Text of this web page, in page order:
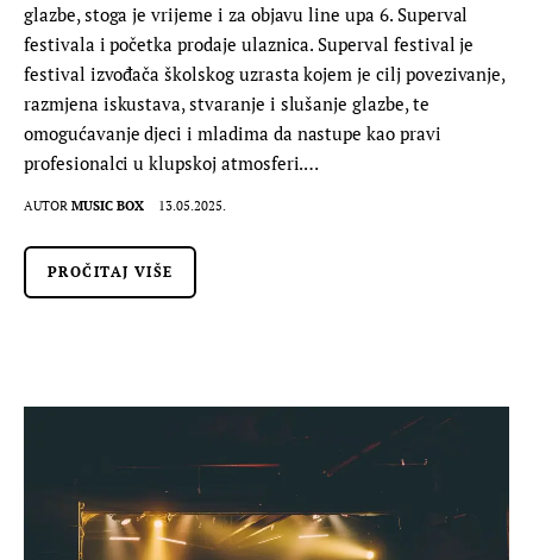
glazbe, stoga je vrijeme i za objavu line upa 6. Superval
festivala i početka prodaje ulaznica. Superval festival je
festival izvođača školskog uzrasta kojem je cilj povezivanje,
razmjena iskustava, stvaranje i slušanje glazbe, te
omogućavanje djeci i mladima da nastupe kao pravi
profesionalci u klupskoj atmosferi.…
AUTOR MUSIC BOX 13.05.2025.
PROČITAJ VIŠE